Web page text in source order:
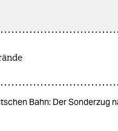
Bahn: Der Sonderzug